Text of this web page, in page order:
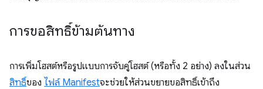
การขอสิทธิ์ข้ามต้นทาง
การเพิ่มโฮสต์หรือรูปแบบการจับคู่โฮสต์ (หรือทั้ง 2 อย่าง) ลงในส่วน
สิทธิ์ของ ไฟล์ Manifestจะช่วยให้ส่วนขยายขอสิทธิ์เข้าถึง